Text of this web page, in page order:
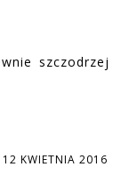
szczodrzej
12 KWIETNIA 2016